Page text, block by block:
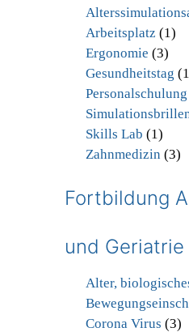
Arbeitsplatz (1)
Ergonomie (3)
Gesundheitstag
Personalschulung
Skills Lab (1)
Zahnmedizin (3)
Fortbildung
und Geriatrie
Alter,
Corona Virus (3)